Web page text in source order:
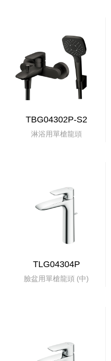
TBG04302P-S2
淋浴用單槍龍頭
TLG04304P
臉盆用單槍龍頭 (中)